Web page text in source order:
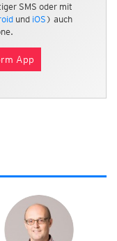
SMS oder mit
und iOS ) auch
App